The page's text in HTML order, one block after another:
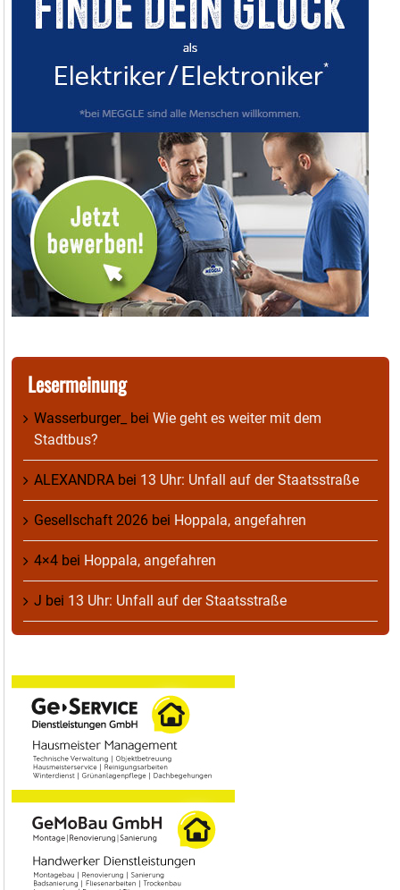
Lesermeinung
Wasserburger_ bei Wie geht es weiter mit dem
Stadtbus?
ALEXANDRA bei 13 Uhr: Unfall auf der Staatsstraße
Gesellschaft 2026 bei Hoppala, angefahren
4×4 bei Hoppala, angefahren
J bei 13 Uhr: Unfall auf der Staatsstraße